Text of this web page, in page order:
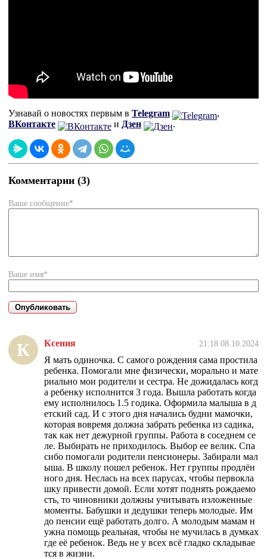
Узнавай о новостях первым в Telegram
,
ВКонтакте
и Дзен .
Комментарии (3)
Ваше сообщение*
Ваше имя*
К Ксения 21:18 08.10.2024
Я мать одиночка. С самого рождения сама простила
ребенка. Помогали мне физически, морально и мате
риально мои родители и сестра. Не дожидалась когд
а ребенку исполнится 3 года. Вышла работать когда
ему исполнилось 1.5 годика. Оформила малыша в д
етский сад. И с этого дня начались будни мамочки,
которая вовремя должна забрать ребенка из садика,
так как нет дежурной группы. Работа в соседнем се
ле. Выбирать не приходилось. Выбор ее велик. Спа
сибо помогали родители пенсионеры. Забирали мал
ыша. В школу пошел ребенок. Нет группы продлён
ного дня. Неслась на всех парусах, чтобы первокла
шку привести домой. Если хотят поднять рождаемо
сть, то чиновники должны учитывать изложенные
моменты. Бабушки и дедушки теперь молодые. Им
до пенсии ещё работать долго. А молодым мамам н
ужна помощь реальная, чтобы не мучилась в думках
где её ребенок. Ведь не у всех всё гладко складывае
тся в жизни.